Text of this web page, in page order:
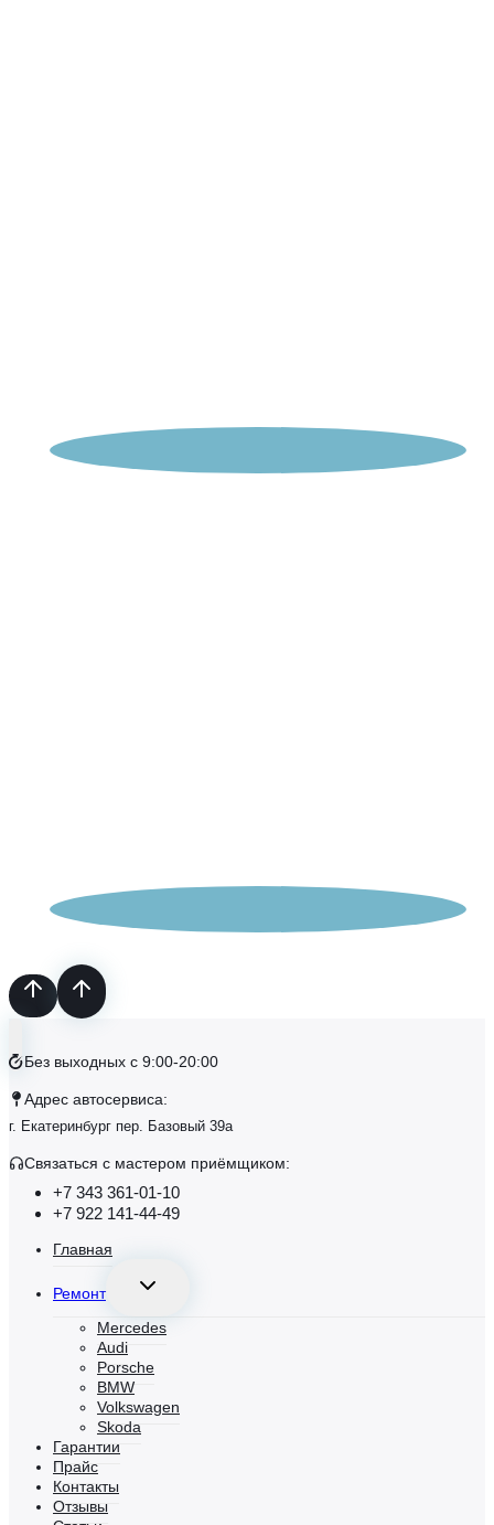
Без выходных с 9:00-20:00
Адрес автосервиса:
г. Екатеринбург пер. Базовый 39а
Связаться с маcтером приёмщиком:
+7 343 361-01-10
+7 922 141-44-49
Главная
Ремонт
Переключить
меню
Mercedes
Audi
Porsche
BMW
Volkswagen
Skoda
Гарантии
Прайс
Контакты
Отзывы